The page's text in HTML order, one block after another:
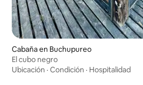
Cabaña en Buchupureo
El cubo negro
Ubicación · Condición · Hospitalidad